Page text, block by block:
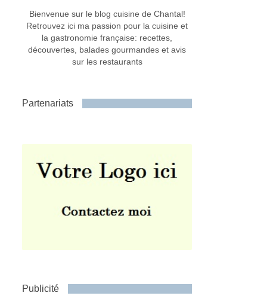
Bienvenue sur le blog cuisine de Chantal!
Retrouvez ici ma passion pour la cuisine et
la gastronomie française: recettes,
découvertes, balades gourmandes et avis
sur les restaurants
Partenariats
Publicité